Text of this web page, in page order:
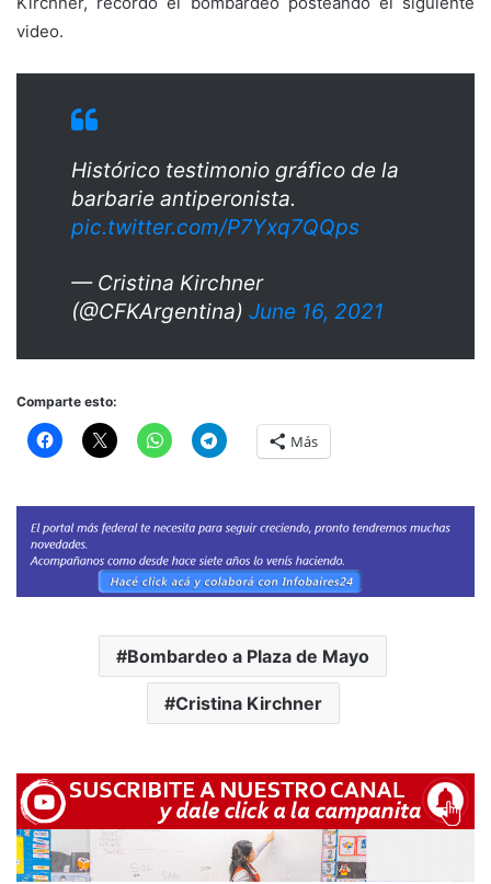
video.
Histórico testimonio gráfico de la
barbarie antiperonista.
pic.twitter.com/P7Yxq7QQps
— Cristina Kirchner
(@CFKArgentina) June 16, 2021
Comparte esto:
Más
Bombardeo a Plaza de Mayo
Cristina Kirchner